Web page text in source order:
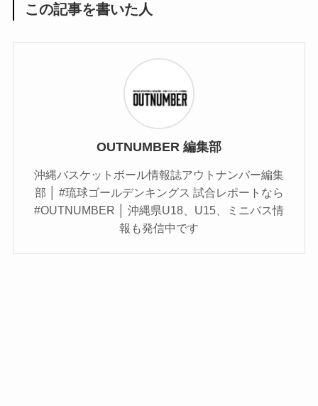
この記事を書いた人
OUTNUMBER 編集部
沖縄バスケットボール情報誌アウトナンバー編集
部 │ #琉球ゴールデンキングス 試合レポートなら
#OUTNUMBER │ 沖縄県U18、U15、ミニバス情
報も発信中です